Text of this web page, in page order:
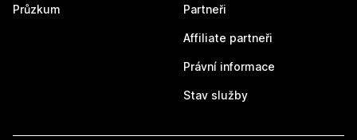
Průzkum Partneři
Affiliate partneři
Právní informace
Stav služby